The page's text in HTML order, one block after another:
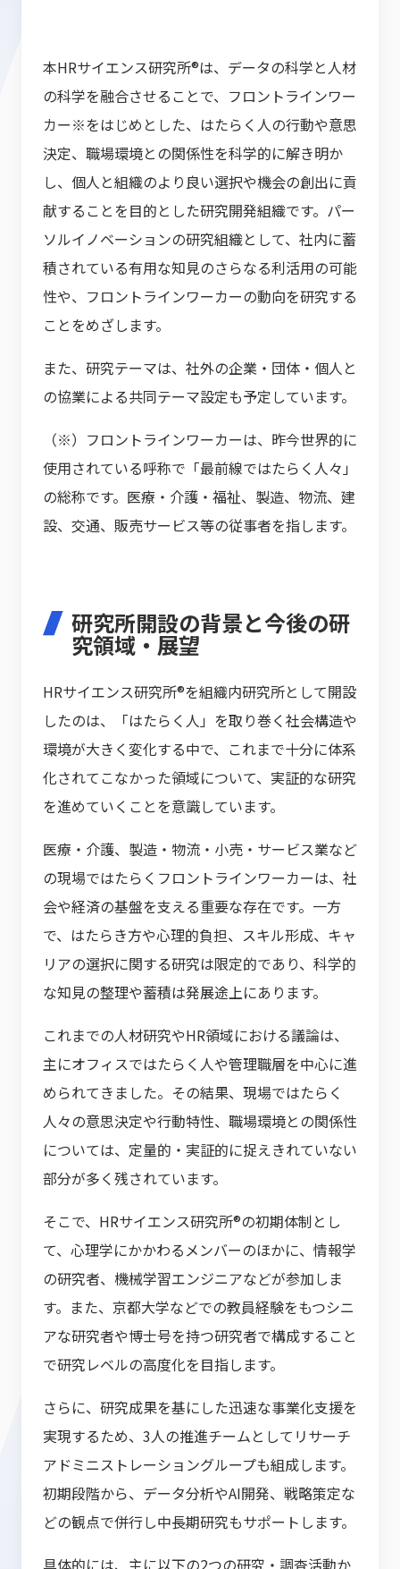
本HRサイエンス研究所®は、データの科学と人材
の科学を融合させることで、フロントラインワー
カー※をはじめとした、はたらく人の行動や意思
決定、職場環境との関係性を科学的に解き明か
し、個人と組織のより良い選択や機会の創出に貢
献することを目的とした研究開発組織です。パー
ソルイノベーションの研究組織として、社内に蓄
積されている有用な知見のさらなる利活用の可能
性や、フロントラインワーカーの動向を研究する
ことをめざします。
また、研究テーマは、社外の企業・団体・個人と
の協業による共同テーマ設定も予定しています。
（※）フロントラインワーカーは、昨今世界的に
使用されている呼称で「最前線ではたらく人々」
の総称です。医療・介護・福祉、製造、物流、建
設、交通、販売サービス等の従事者を指します。
研究所開設の背景と今後の研
究領域・展望
HRサイエンス研究所®を組織内研究所として開設
したのは、「はたらく人」を取り巻く社会構造や
環境が大きく変化する中で、これまで十分に体系
化されてこなかった領域について、実証的な研究
を進めていくことを意識しています。
医療・介護、製造・物流・小売・サービス業など
の現場ではたらくフロントラインワーカーは、社
会や経済の基盤を支える重要な存在です。一方
で、はたらき方や心理的負担、スキル形成、キャ
リアの選択に関する研究は限定的であり、科学的
な知見の整理や蓄積は発展途上にあります。
これまでの人材研究やHR領域における議論は、
主にオフィスではたらく人や管理職層を中心に進
められてきました。その結果、現場ではたらく
人々の意思決定や行動特性、職場環境との関係性
については、定量的・実証的に捉えきれていない
部分が多く残されています。
そこで、HRサイエンス研究所®の初期体制とし
て、心理学にかかわるメンバーのほかに、情報学
の研究者、機械学習エンジニアなどが参加しま
す。また、京都大学などでの教員経験をもつシニ
アな研究者や博士号を持つ研究者で構成すること
で研究レベルの高度化を目指します。
さらに、研究成果を基にした迅速な事業化支援を
実現するため、3人の推進チームとしてリサーチ
アドミニストレーショングループも組成します。
初期段階から、データ分析やAI開発、戦略策定な
どの観点で併行し中長期研究もサポートします。
具体的には、主に以下の2つの研究・調査活動か